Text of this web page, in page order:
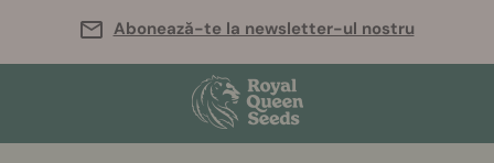
Abonează-te la newsletter-ul nostru